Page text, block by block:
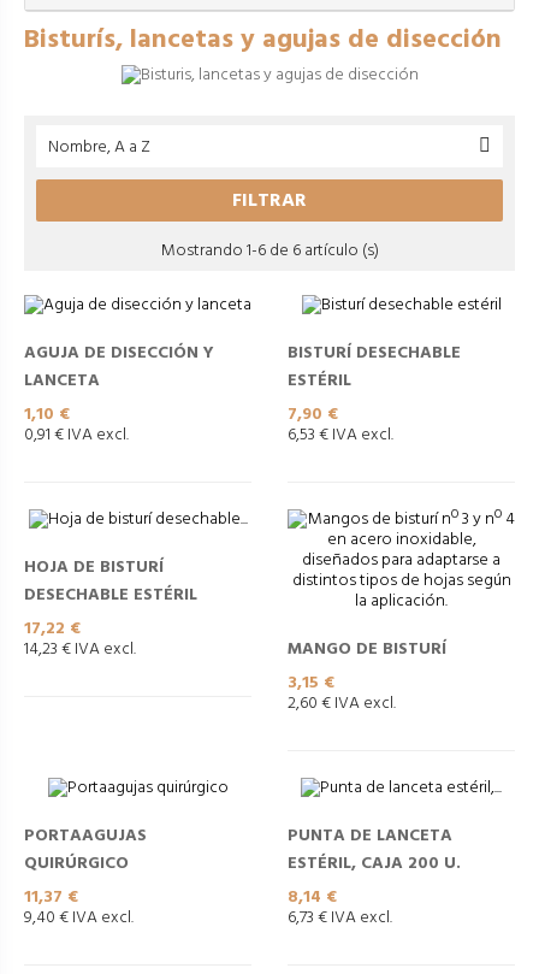
Bisturís, lancetas y agujas de disección
Nombre, A a Z 
FILTRAR
Mostrando 1-6 de 6 artículo (s)
AGUJA DE DISECCIÓN Y
LANCETA
Precio
1,10 €
0,91 € IVA excl.
BISTURÍ DESECHABLE
ESTÉRIL
Precio
7,90 €
6,53 € IVA excl.
HOJA DE BISTURÍ
DESECHABLE ESTÉRIL
Precio
17,22 €
14,23 € IVA excl.
MANGO DE BISTURÍ
Precio
3,15 €
2,60 € IVA excl.
PORTAAGUJAS
QUIRÚRGICO
Precio
11,37 €
9,40 € IVA excl.
PUNTA DE LANCETA
ESTÉRIL, CAJA 200 U.
Precio
8,14 €
6,73 € IVA excl.